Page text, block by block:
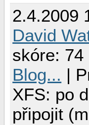
2.4.2009
David
skóre: 74
Blog... |
XFS: po
připojit